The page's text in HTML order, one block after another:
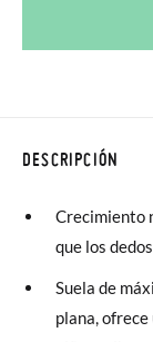
DESCRIPCIÓN
Crecimiento
que los
Suela de
plana,